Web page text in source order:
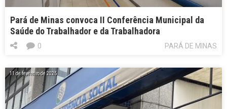
Pará de Minas convoca II Conferência Municipal da
Saúde do Trabalhador e da Trabalhadora
PARÁ DE MINAS
0
11 de fevereiro de 2025